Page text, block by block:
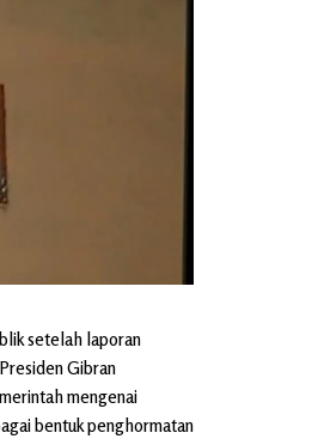
setelah laporan
Gibran
mengenai
bentuk penghormatan